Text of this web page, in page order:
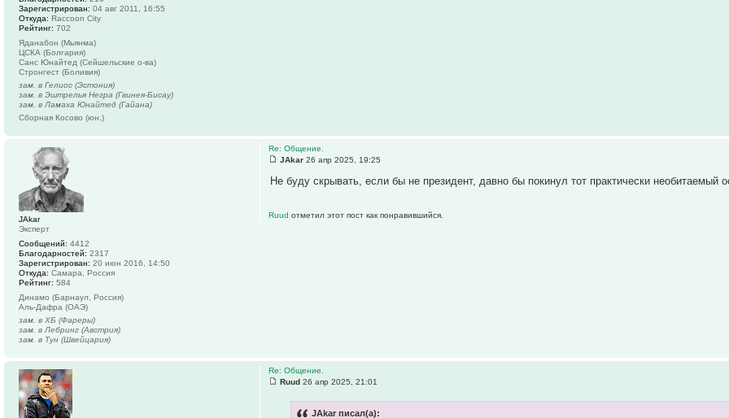
Зарегистрирован: 04 авг 2011, 16:55
Откуда: Raccoon City
Рейтинг: 702
Яданабон (Мьянма)
ЦСКА (Болгария)
Санс Юнайтед (Сейшельские о-ва)
Стронгест (Боливия)
зам. в Гелиос (Эстония)
зам. в Эштрелья Негра (Гвинея-Бисау)
зам. в Ламаха Юнайтед (Гайана)
Сборная Косово (юн.)
Re: Общение.
JAkar 26 апр 2025, 19:25
Не буду скрывать, если бы не президент, давно бы покинул тот практически необитаемый
Ruudотметил этот пост как понравившийся.
JAkar
Эксперт
Сообщений: 4412
Благодарностей: 2317
Зарегистрирован: 20 июн 2016, 14:50
Откуда: Самара, Россия
Рейтинг: 584
Динамо (Барнаул, Россия)
Аль-Дафра (ОАЭ)
зам. в ХБ (Фареры)
зам. в Лебринг (Австрия)
зам. в Тун (Швейцария)
Re: Общение.
Ruud 26 апр 2025, 21:01
JAkar писал(а):